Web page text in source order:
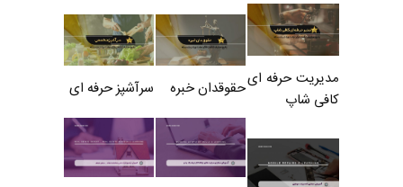
مدیریت حرفه ای
کافی شاپ
حقوقدان خبره سرآشپز حرفه ای